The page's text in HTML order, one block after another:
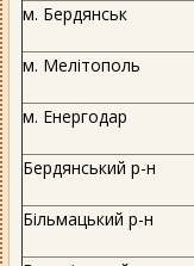
м. Бердянськ
м. Мелітополь
м. Енергодар
Бердянський р-н
Більмацький р-н